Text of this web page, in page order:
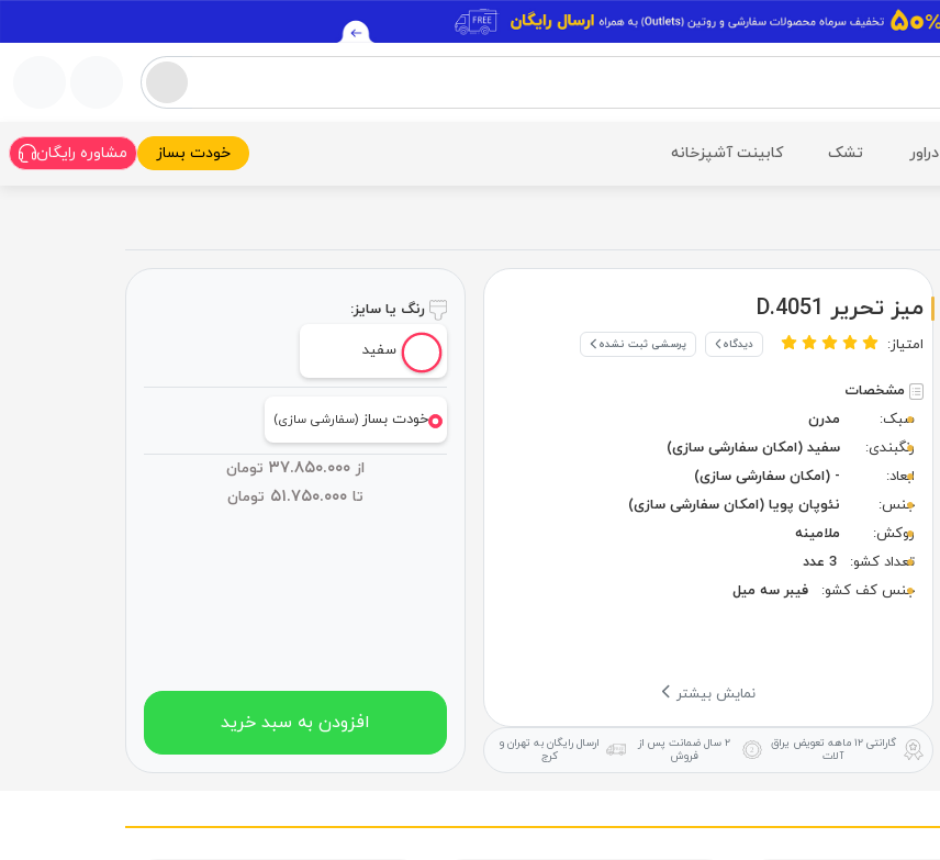
دراور تشک کابینت آشپزخانه خودت بساز مشاوره رایگان
میز تحریر D.4051
امتیاز: دیدگاه پرسشی ثبت نشده
مشخصات
سبک:
مدرن
رنگبندی:
سفید (امکان سفارشی سازی)
ابعاد:
- (امکان سفارشی سازی)
جنس:
نئوپان پویا (امکان سفارشی سازی)
روکش:
ملامینه
تعداد کشو:
3 عدد
جنس کف کشو:
فیبر سه میل
نمایش بیشتر
گارانتی ۱۲ ماهه
تعویض یراق
آلات
۲ سال ضمانت
پس از
فروش
ارسال رایگان به تهران و
کرج
رنگ یا سایز:
سفید
خودت بساز(سفارشی سازی)
از
تومان
تا
تومان
افزودن به سبد خرید